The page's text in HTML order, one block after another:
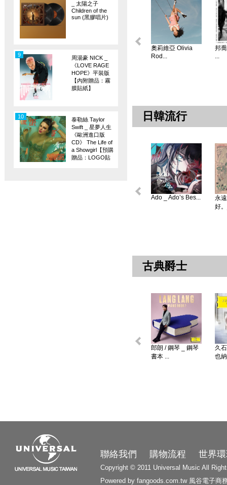
_ 太陽之子
Children of the
sun (黑膠唱片)
周湯豪 NICK _
《LOVE RAGE
HOPE》平裝版
【內附贈品：霧
膜貼紙】
9
泰勒絲 Taylor
Swift _ 星夢人生
《歐洲進口版
CD》 The Life of
a Showgirl【預購
贈品：LOGO貼
10
奧莉維亞 Olivia
Rod...
邦
...
日韓流行
Ado _ Ado’s Bes...
永
好
古典爵士
郎朗 / 鋼琴 _ 鋼琴
書本 ...
久
也
聯絡我們 購物流程 世界
Copyright © 2011 Universal Music All
Powered by fangoods.com.tw 風谷電子商